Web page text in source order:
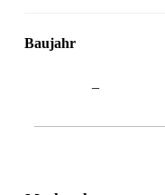
Baujahr
–